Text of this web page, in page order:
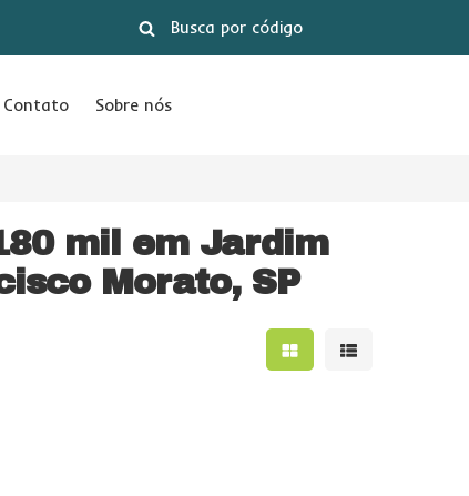
Contato Sobre nós
mil em Jardim
Morato, SP
Mostrar resultados
Mostrar